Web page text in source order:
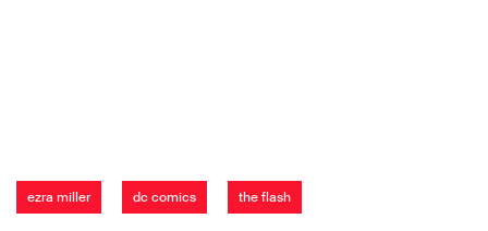
ezra miller dc comics the flash